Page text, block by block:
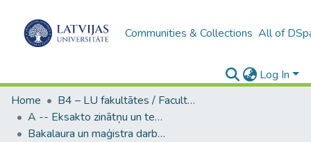
Communities & Collections All of
Log In
Home
B4 – LU fakultātes / Faculties of the UL
A -- Eksakto zinātņu un tehnoloģiju fakultāte / Faculty of Science and Technology
Bakalaura un maģistra darbi (EZTF) / Bachelor's and Master's theses